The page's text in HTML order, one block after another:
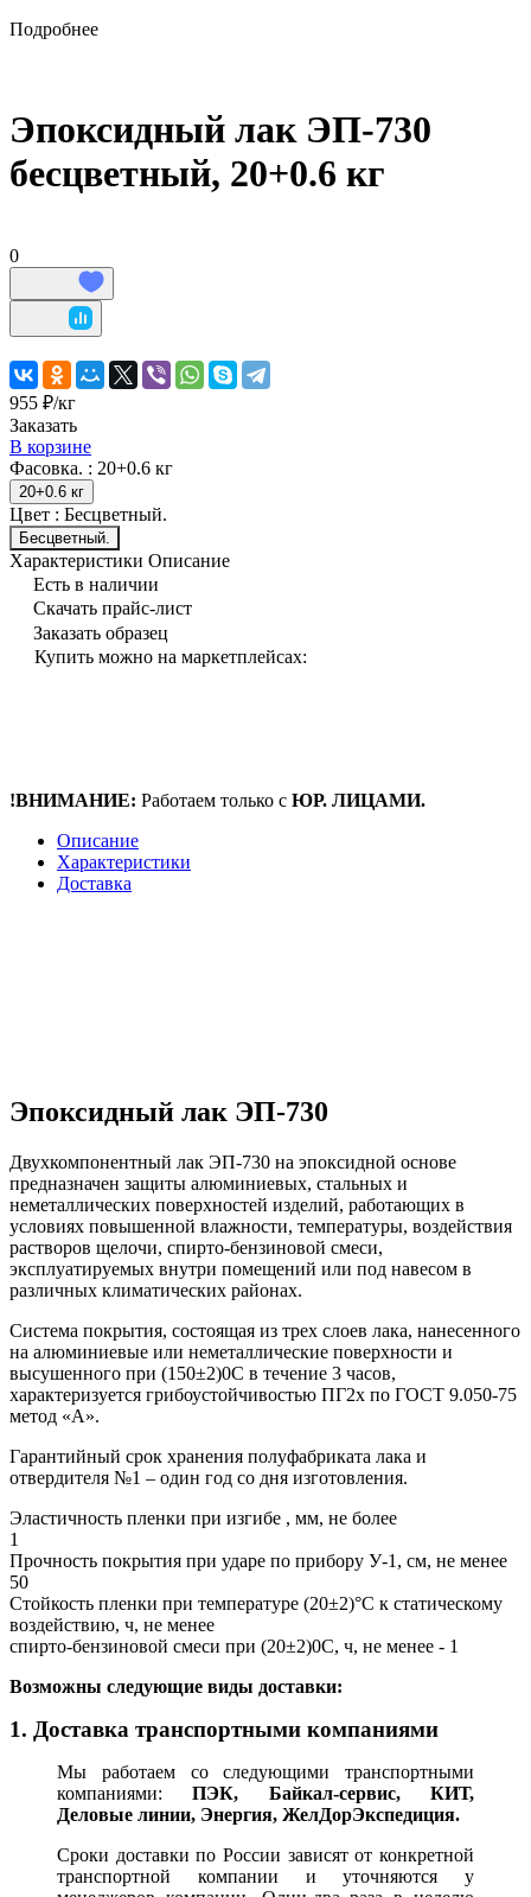
Подробнее
Эпоксидный лак ЭП-730
бесцветный, 20+0.6 кг
0
955 ₽/кг
Заказать
В корзине
Фасовка. : 20+0.6 кг
20+0.6 кг
Цвет : Бесцветный.
Бесцветный.
Характеристики Описание
Есть в наличии
Скачать прайс-лист
Заказать образец
Купить можно на маркетплейсах:
!ВНИМАНИЕ: Работаем только с ЮР. ЛИЦАМИ.
Описание
Характеристики
Доставка
Эпоксидный лак ЭП-730
Двухкомпонентный лак ЭП-730 на эпоксидной основе
предназначен защиты алюминиевых, стальных и
неметаллических поверхностей изделий, работающих в
условиях повышенной влажности, температуры, воздействия
растворов щелочи, спирто-бензиновой смеси,
эксплуатируемых внутри помещений или под навесом в
различных климатических районах.
Система покрытия, состоящая из трех слоев лака, нанесенного
на алюминиевые или неметаллические поверхности и
высушенного при (150±2)0С в течение 3 часов,
характеризуется грибоустойчивостью ПГ2х по ГОСТ 9.050-75
метод «А».
Гарантийный срок хранения полуфабриката лака и
отвердителя №1 – один год со дня изготовления.
Эластичность пленки при изгибе , мм, не более
1
Прочность покрытия при ударе по прибору У-1, см, не менее
50
Стойкость пленки при температуре (20±2)°С к статическому
воздействию, ч, не менее
спирто-бензиновой смеси при (20±2)0С, ч, не менее - 1
Возможны следующие виды доставки:
1. Доставка транспортными компаниями
Мы работаем со следующими транспортными
компаниями:ПЭК, Байкал-сервис, КИТ,
Деловые линии, Энергия, ЖелДорЭкспедиция.
Сроки доставки по России зависят от конкретной
транспортной компании и уточняются у